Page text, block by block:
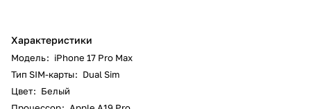
Характеристики
Модель: iPhone 17 Pro Max
Тип SIM-карты: Dual Sim
Цвет: Белый